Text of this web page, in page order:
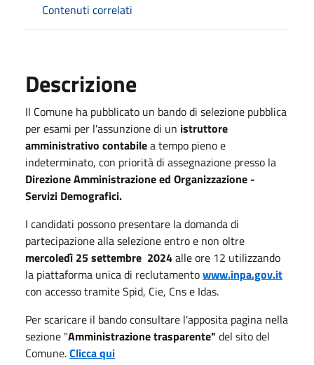
Contenuti correlati
Descrizione
Il Comune ha pubblicato un bando di selezione pubblica
per esami per l'assunzione di un istruttore
amministrativo contabilea tempo pieno e
indeterminato, con priorità di assegnazione presso la
Direzione Amministrazione ed Organizzazione -
Servizi Demografici.
I candidati possono presentare la domanda di
partecipazione alla selezione entro e non oltre
mercoledì 25 settembre 2024alle ore 12 utilizzando
la piattaforma unica di reclutamentowww.inpa.gov.it
con accesso tramite Spid, Cie, Cns e Idas.
Per scaricare il bando consultare l'apposita pagina nella
sezione "Amministrazione trasparente" del sito del
Comune.Clicca qui